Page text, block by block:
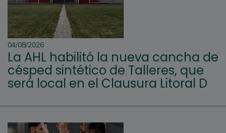
04/08/2026
La AHL habilitó la nueva cancha de
césped sintético de Talleres, que
será local en el Clausura Litoral D